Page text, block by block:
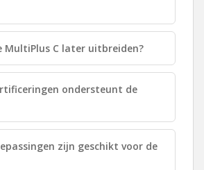
MultiPlus C later uitbreiden?
ondersteunt de
zijn geschikt voor de